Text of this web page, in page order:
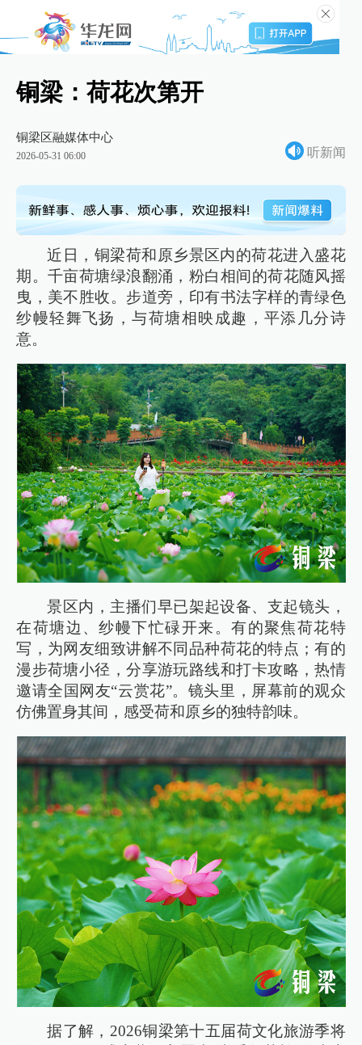
铜梁：荷花次第开
铜梁区融媒体中心
2026-05-31 06:00 听新闻
近日，铜梁荷和原乡景区内的荷花进入盛花
期。千亩荷塘绿浪翻涌，粉白相间的荷花随风摇
曳，美不胜收。步道旁，印有书法字样的青绿色
纱幔轻舞飞扬，与荷塘相映成趣，平添几分诗
意。
景区内，主播们早已架起设备、支起镜头，
在荷塘边、纱幔下忙碌开来。有的聚焦荷花特
写，为网友细致讲解不同品种荷花的特点；有的
漫步荷塘小径，分享游玩路线和打卡攻略，热情
邀请全国网友“云赏花”。镜头里，屏幕前的观众
仿佛置身其间，感受荷和原乡的独特韵味。
据了解，2026铜梁第十五届荷文化旅游季将